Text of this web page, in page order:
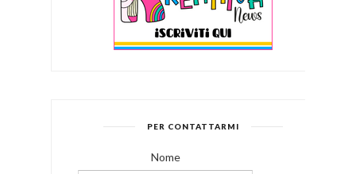
PER CONTATTARMI
Nome